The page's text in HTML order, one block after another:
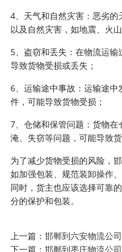
4、天气和自然灾害：恶劣的
以及自然灾害，如地震、火
5、盗窃和丢失：在物流运输
导致货物受损或丢失；
6、运输途中事故：运输途
件，可能导致货物受损；
7、仓储和保管问题：货物
淹、失窃等问题，可能导致货
为了减少货物受损的风险，
如加强包装、规范装卸操作
同时，货主也应该选择可靠
分的保护和包装。
上一篇：邯郸到六安物流公
下一篇：邯郸到枣庄物流公